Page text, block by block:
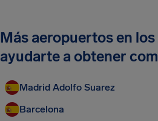
Más aeropuertos en
ayudarte a obtener
Madrid Adolfo Suarez
Barcelona